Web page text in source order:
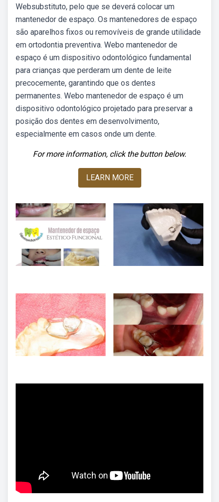
Websubstituto, pelo que se deverá colocar um
mantenedor de espaço. Os mantenedores de espaço
são aparelhos fixos ou removíveis de grande utilidade
em ortodontia preventiva. Webo mantenedor de
espaço é um dispositivo odontológico fundamental
para crianças que perderam um dente de leite
precocemente, garantindo que os dentes
permanentes. Webo mantenedor de espaço é um
dispositivo odontológico projetado para preservar a
posição dos dentes em desenvolvimento,
especialmente em casos onde um dente.
For more information, click the button below.
LEARN MORE